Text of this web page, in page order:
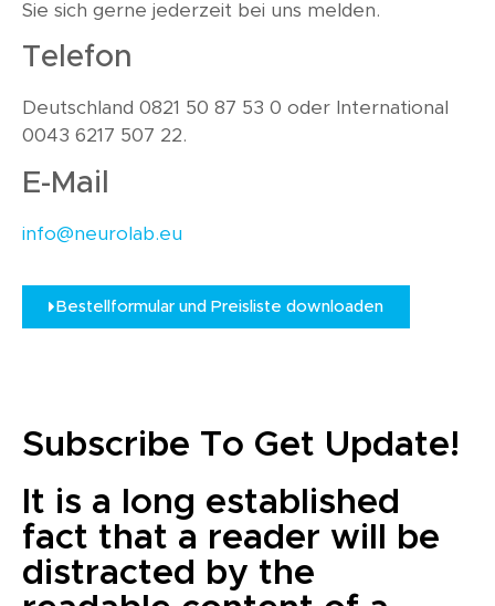
Sie sich gerne jederzeit bei uns melden.
Telefon
Deutschland 0821 50 87 53 0 oder International
0043 6217 507 22.
E-Mail
info@neurolab.eu
Bestellformular und Preisliste downloaden
Subscribe To Get Update!
It is a long established
fact that a reader will be
distracted by the